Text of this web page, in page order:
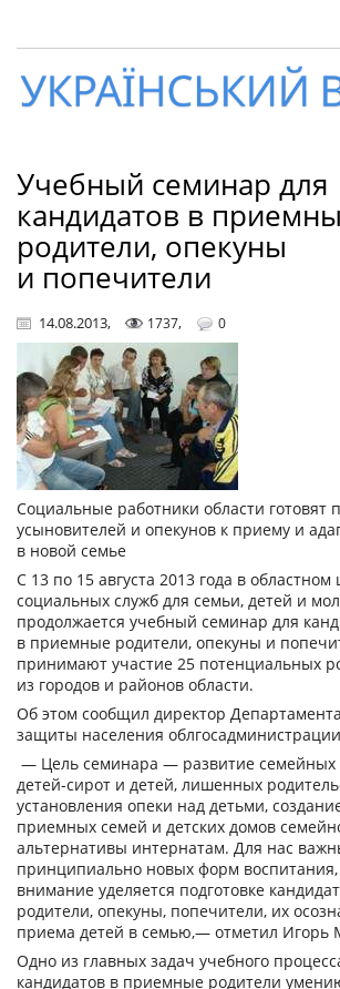
Український
вісник
Учебный семинар для
кандидатов в
родители, опекуны
и попечители
14.08.2013, 1737, 0
Социальные работники области готовят
усыновителей и опекунов к приему и
в новой семье
С 13 по 15 августа 2013 года в областном
социальных служб для семьи, детей и
продолжается учебный семинар для
в приемные родители, опекуны и
принимают участие 25 потенциальных
из городов и районов области.
Об этом сообщил директор
защиты населения
— Цель семинара — развитие семейных
детей-сирот и детей, лишенных
установления опеки над детьми,
приемных семей и детских домов
альтернативы интернатам. Для нас
принципиально новых форм воспитания,
внимание уделяется подготовке
родители, опекуны, попечители, их
приема детей в семью,— отметил Игорь
Одно из главных задач учебного
кандидатов в приемные родители